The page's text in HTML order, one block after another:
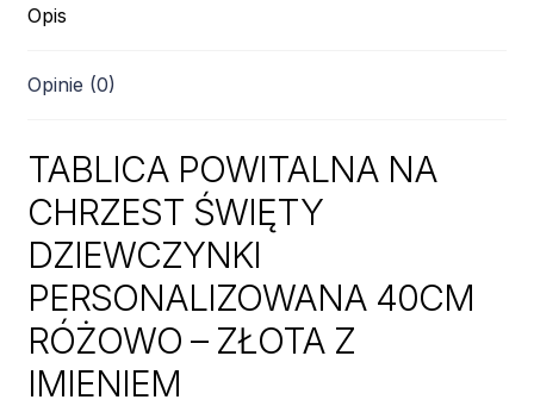
/
GOŁĄBEK
Opis
Opinie (0)
TABLICA POWITALNA NA
CHRZEST ŚWIĘTY
DZIEWCZYNKI
PERSONALIZOWANA 40CM
RÓŻOWO – ZŁOTA Z
IMIENIEM